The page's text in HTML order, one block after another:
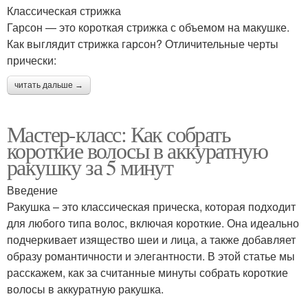
Классическая стрижка
Гарсон — это короткая стрижка с объемом на макушке.
Как выглядит стрижка гарсон? Отличительные черты
прически:
читать дальше →
Мастер-класс: Как собрать
короткие волосы в аккуратную
ракушку за 5 минут
Введение
Ракушка – это классическая прическа, которая подходит
для любого типа волос, включая короткие. Она идеально
подчеркивает изящество шеи и лица, а также добавляет
образу романтичности и элегантности. В этой статье мы
расскажем, как за считанные минуты собрать короткие
волосы в аккуратную ракушка.